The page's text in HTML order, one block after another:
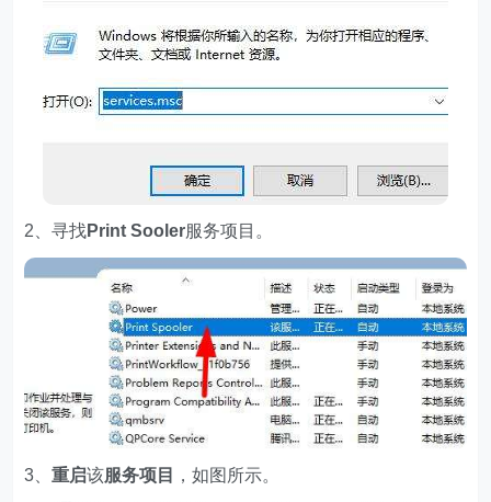
2、寻找Print Sooler服务项目。
3、重启该服务项目 ，如图所示。